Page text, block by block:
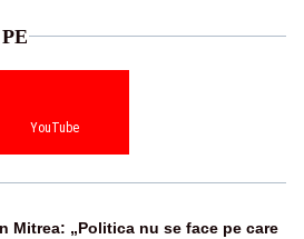
YouTube
Mitrea: „Politica nu se face pe care